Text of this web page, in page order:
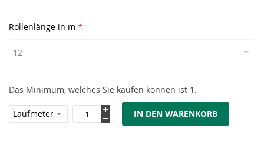
Rollenlänge in m
Das Minimum, welches Sie kaufen können ist 1.
IN DEN WARENKORB